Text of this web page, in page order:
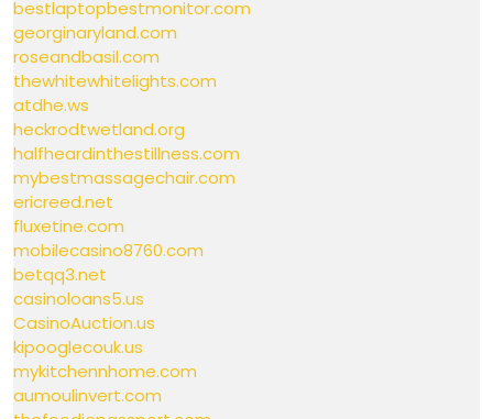
bestlaptopbestmonitor.com
georginaryland.com
roseandbasil.com
thewhitewhitelights.com
atdhe.ws
heckrodtwetland.org
halfheardinthestillness.com
mybestmassagechair.com
ericreed.net
fluxetine.com
mobilecasino8760.com
betqq3.net
casinoloans5.us
CasinoAuction.us
kipooglecouk.us
mykitchennhome.com
aumoulinvert.com